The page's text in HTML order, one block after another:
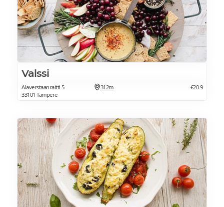
Valssi
Alaverstaanraitti 5
33101 Tampere
312m €20.9